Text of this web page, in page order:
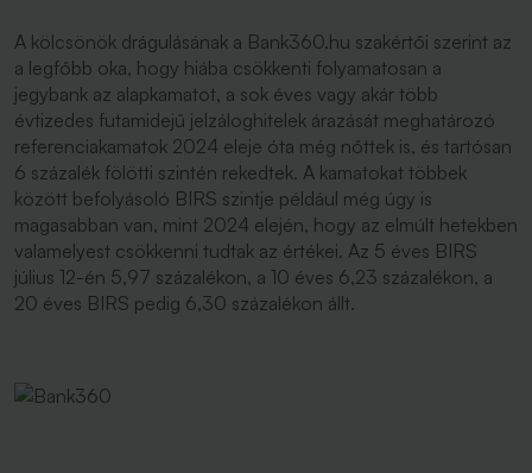
A kölcsönök drágulásának a Bank360.hu szakértői szerint az
a legfőbb oka, hogy hiába csökkenti folyamatosan a
jegybank az alapkamatot, a sok éves vagy akár több
évtizedes futamidejű jelzáloghitelek árazását meghatározó
referenciakamatok 2024 eleje óta még nőttek is, és tartósan
6 százalék fölötti szintén rekedtek. A kamatokat többek
között befolyásoló BIRS szintje például még úgy is
magasabban van, mint 2024 elején, hogy az elmúlt hetekben
valamelyest csökkenni tudtak az értékei. Az 5 éves BIRS
július 12-én 5,97 százalékon, a 10 éves 6,23 százalékon, a
20 éves BIRS pedig 6,30 százalékon állt.